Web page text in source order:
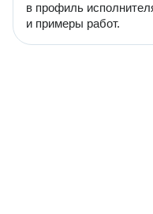
в профиль
и примеры работ.